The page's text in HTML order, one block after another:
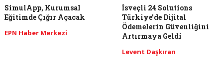
SimulApp, Kurumsal
Eğitimde Çığır Açacak
EPN Haber Merkezi
İsveçli 24 Solutions
Türkiye’de Dijital
Ödemelerin Güvenliğini
Artırmaya Geldi
Levent Daşkıran